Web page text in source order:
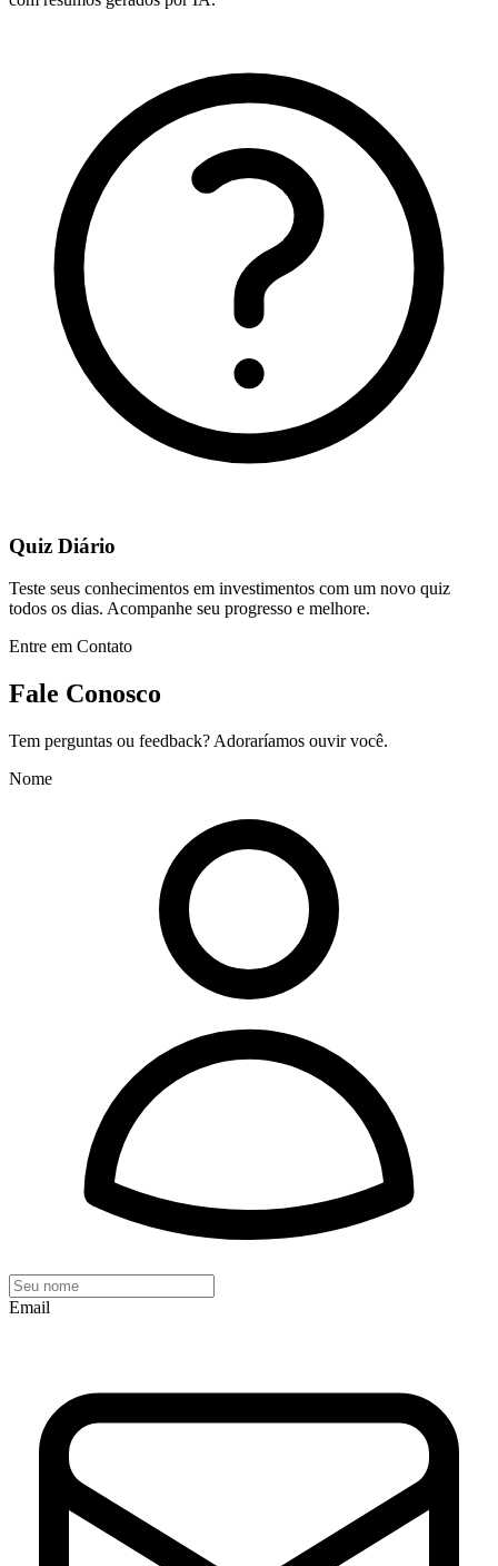
Quiz Diário
Teste seus conhecimentos em investimentos com um novo quiz
todos os dias. Acompanhe seu progresso e melhore.
Entre em Contato
Fale Conosco
Tem perguntas ou feedback? Adoraríamos ouvir você.
Nome
Email